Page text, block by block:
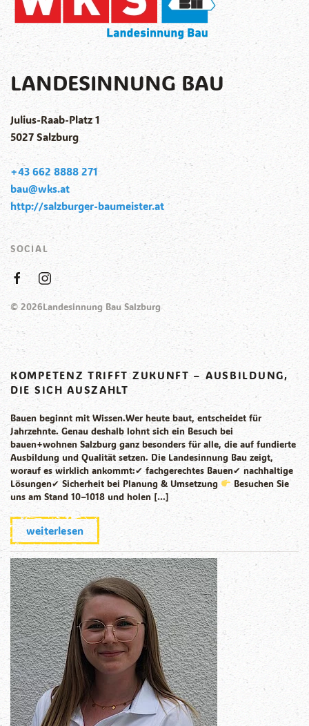
LANDESINNUNG BAU
Julius-Raab-Platz 1
5027 Salzburg
+43 662 8888 271
bau@wks.at
http://salzburger-baumeister.at
SOCIAL
© 2026Landesinnung Bau Salzburg
KOMPETENZ TRIFFT ZUKUNFT – AUSBILDUNG,
DIE SICH AUSZAHLT
Bauen beginnt mit Wissen.Wer heute baut, entscheidet für
Jahrzehnte. Genau deshalb lohnt sich ein Besuch bei
bauen+wohnen Salzburg ganz besonders für alle, die auf fundierte
Ausbildung und Qualität setzen. Die Landesinnung Bau zeigt,
worauf es wirklich ankommt:✔ fachgerechtes Bauen✔ nachhaltige
Lösungen✔ Sicherheit bei Planung & Umsetzung
Besuchen Sie
uns am Stand 10–1018 und holen […]
weiterlesen